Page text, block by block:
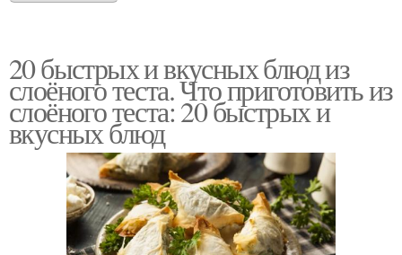
20 быстрых и вкусных блюд из
слоёного теста. Что приготовить из
слоёного теста: 20 быстрых и
вкусных блюд